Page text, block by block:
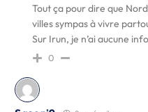
Tout ça pour dire que
villes sympas à vivre
Sur Irun, je n’ai aucune
0